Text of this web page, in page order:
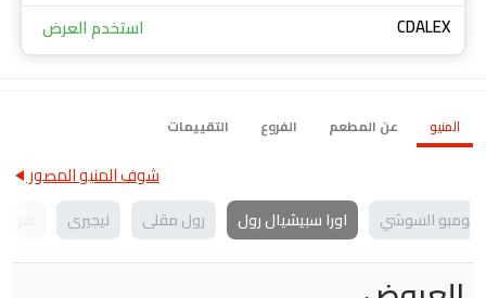
CDALEX
استخدم العرض
المنيو عن المطعم الفروع التقييمات
شوف المنيو المصور
كومبو السوشي اورا سبيشيال رول رول مقلى نيجيرى